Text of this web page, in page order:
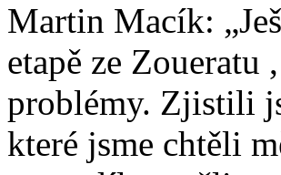
Martin Macík:
etapě ze Zoueratu
problémy. Zjistili
které jsme chtěli